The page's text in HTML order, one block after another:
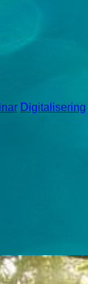
Digitalisering